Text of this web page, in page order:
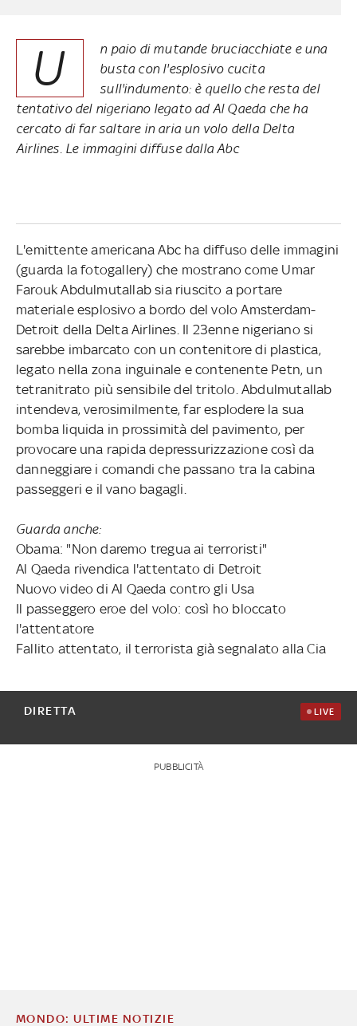
U
n paio di mutande bruciacchiate e una
busta con l'esplosivo cucita
sull'indumento: è quello che resta del
tentativo del nigeriano legato ad Al Qaeda che ha
cercato di far saltare in aria un volo della Delta
Airlines. Le immagini diffuse dalla Abc
L'emittente americana Abc ha diffuso delle immagini
(guarda la fotogallery) che mostrano come Umar
Farouk Abdulmutallab sia riuscito a portare
materiale esplosivo a bordo del volo Amsterdam-
Detroit della Delta Airlines. Il 23enne nigeriano si
sarebbe imbarcato con un contenitore di plastica,
legato nella zona inguinale e contenente Petn, un
tetranitrato più sensibile del tritolo. Abdulmutallab
intendeva, verosimilmente, far esplodere la sua
bomba liquida in prossimità del pavimento, per
provocare una rapida depressurizzazione così da
danneggiare i comandi che passano tra la cabina
passeggeri e il vano bagagli.
Guarda anche:
Obama: "Non daremo tregua ai terroristi"
Al Qaeda rivendica l'attentato di Detroit
Nuovo video di Al Qaeda contro gli Usa
Il passeggero eroe del volo: così ho bloccato
l'attentatore
Fallito attentato, il terrorista già segnalato alla Cia
DIRETTA LIVE
PUBBLICITÀ
MONDO: ULTIME NOTIZIE